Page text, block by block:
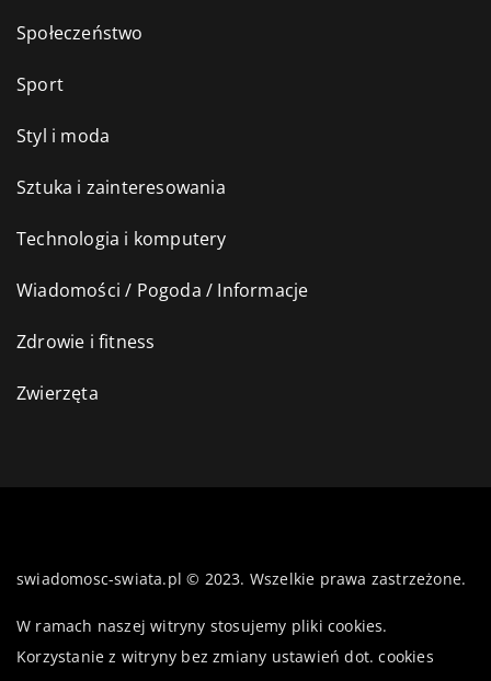
Społeczeństwo
Sport
Styl i moda
Sztuka i zainteresowania
Technologia i komputery
Wiadomości / Pogoda / Informacje
Zdrowie i fitness
Zwierzęta
swiadomosc-swiata.pl © 2023. Wszelkie prawa zastrzeżone.
W ramach naszej witryny stosujemy pliki cookies.
Korzystanie z witryny bez zmiany ustawień dot. cookies